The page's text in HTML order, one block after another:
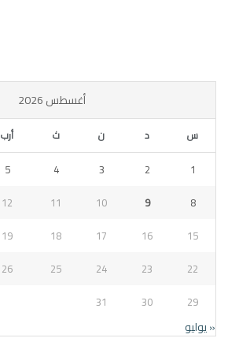
أغسطس 2026
س د ن ث أرب
1
2
3
4
5
8
9
10
11
12
15
16
17
18
19
22
23
24
25
26
29
30
31
« يوليو